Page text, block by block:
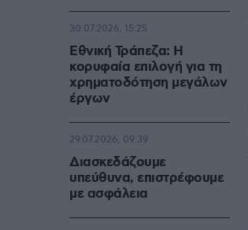
Εθνική Τράπεζα: Η
κορυφαία επιλογή για τη
χρηματοδότηση μεγάλων
έργων
30.07.2026, 15:25
Διασκεδάζουμε
υπεύθυνα, επιστρέφουμε
με ασφάλεια
29.07.2026, 09:39